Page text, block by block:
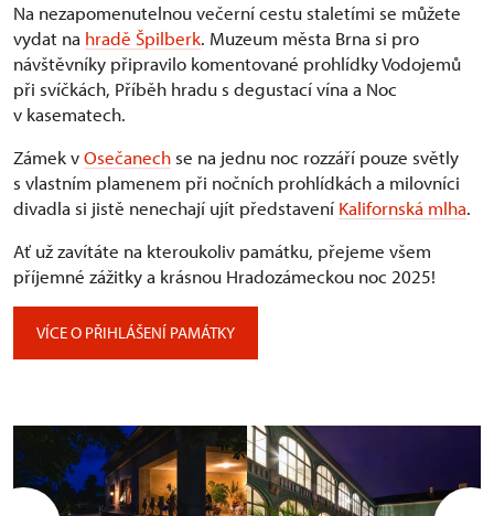
Na nezapomenutelnou večerní cestu staletími se můžete
vydat na hradě Špilberk. Muzeum města Brna si pro
návštěvníky připravilo komentované prohlídky Vodojemů
při svíčkách, Příběh hradu s degustací vína a Noc
v kasematech.
Zámek vOsečanech se na jednu noc rozzáří pouze světly
s vlastním plamenem při nočních prohlídkách a milovníci
divadla si jistě nenechají ujít představení Kalifornská mlha.
Ať už zavítáte na kteroukoliv památku, přejeme všem
příjemné zážitky a krásnou Hradozámeckou noc 2025!
VÍCE O PŘIHLÁŠENÍ PAMÁTKY